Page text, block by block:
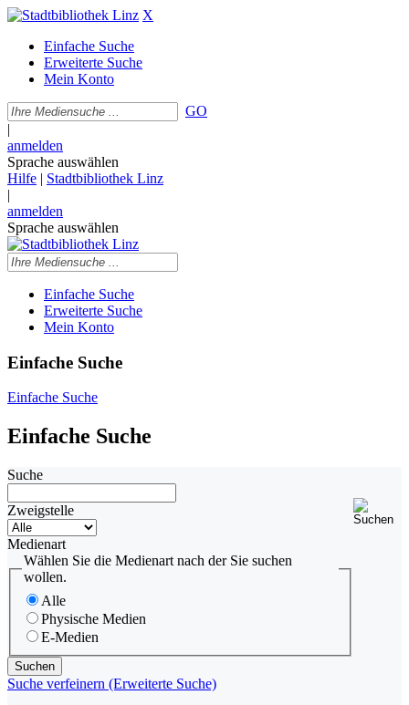
X
Einfache Suche
Erweiterte Suche
Mein Konto
GO
|
anmelden
Sprache auswählen
Hilfe | Stadtbibliothek Linz
|
anmelden
Sprache auswählen
Einfache Suche
Erweiterte Suche
Mein Konto
Einfache Suche
Einfache Suche
Einfache Suche
Suche
Zweigstelle
Medienart
Wählen Sie die Medienart nach der Sie suchen
wollen.
Alle
Physische Medien
E-Medien
Suche verfeinern (Erweiterte Suche)